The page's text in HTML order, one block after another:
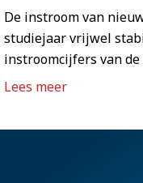
De instroom van
studiejaar vrijwel
instroomcijfers van
Lees meer